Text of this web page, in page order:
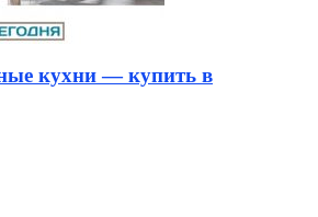
кухни — купить в